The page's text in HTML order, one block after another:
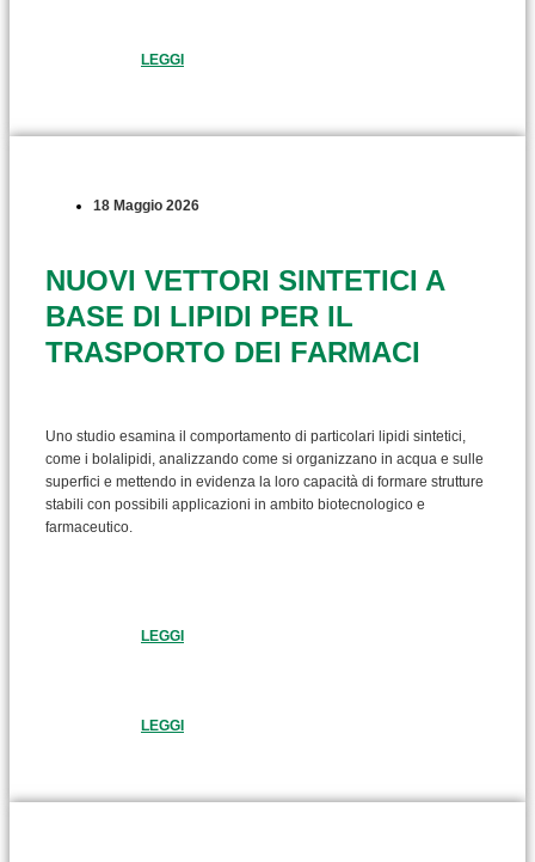
LEGGI
18 Maggio 2026
NUOVI VETTORI SINTETICI A
BASE DI LIPIDI PER IL
TRASPORTO DEI FARMACI
Uno studio esamina il comportamento di particolari lipidi sintetici,
come i bolalipidi, analizzando come si organizzano in acqua e sulle
superfici e mettendo in evidenza la loro capacità di formare strutture
stabili con possibili applicazioni in ambito biotecnologico e
farmaceutico.
LEGGI
LEGGI